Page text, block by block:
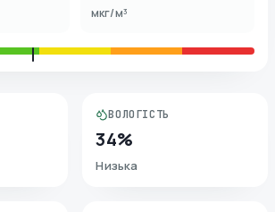
мкг/м³
ВОЛОГІСТЬ
34%
Низька